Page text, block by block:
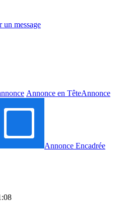
un message
Annonce en TêteAnnonce
Annonce Encadrée